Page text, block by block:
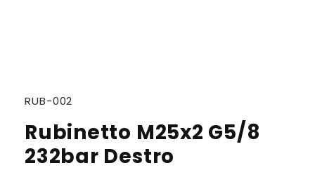
SKU:
RUB-002
Rubinetto M25x2 G5/8
232bar Destro